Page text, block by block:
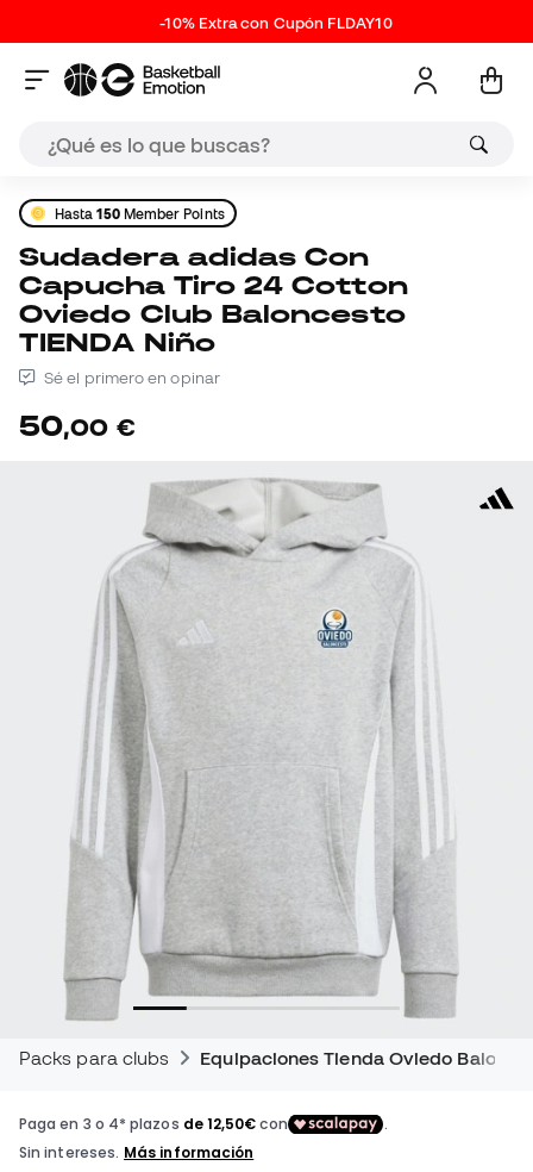
-10% Extra con Cupón FLDAY10
Hasta150Member Points
Sudadera adidas Con
Capucha Tiro 24 Cotton
Oviedo Club Baloncesto
TIENDA Niño
Sé el primero en opinar
50,00 €
Packs para clubs Equipaciones Tienda Oviedo